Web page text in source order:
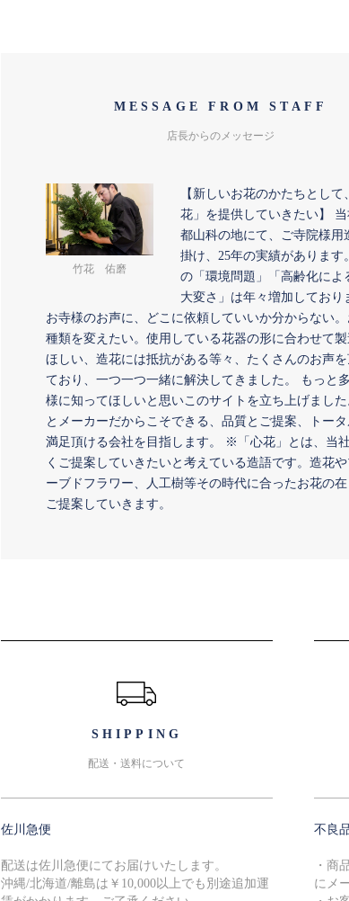
MESSAGE FROM STAFF
店長からのメッセージ
竹花 佑磨
【新しいお花のかたちとして
花」を提供していきたい】
都山科の地にて、ご寺院様用
掛け、25年の実績があります
の「環境問題」「高齢化によ
大変さ」は年々増加しており
お寺様のお声に、どこに依頼していいか分からない
種類を変えたい。使用している花器の形に合わせて
ほしい、造花には抵抗がある等々、たくさんのお声を
ており、一つ一つ一緒に解決してきました。 もっと
様に知ってほしいと思いこのサイトを立ち上げまし
とメーカーだからこそできる、品質とご提案、トー
満足頂ける会社を目指します。 ※「心花」とは、当
くご提案していきたいと考えている造語です。造花
ーブドフラワー、人工樹等その時代に合ったお花の
ご提案していきます。
SHIPPING
配送・送料について
佐川急便
配送は佐川急便にてお届けいたします。
沖縄/北海道/離島は￥10,000以上でも別途追加運
不良
・商
にメ